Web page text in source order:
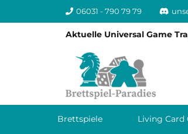
06031 - 790 79 79
Aktuelle Universal Game
Brettspiele Living Card